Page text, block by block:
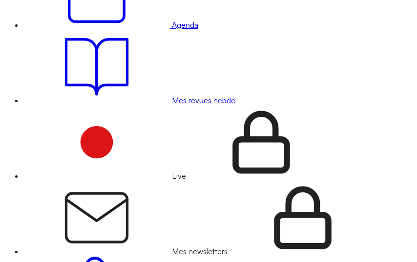
Agenda
Mes revues hebdo
Live
Mes newsletters